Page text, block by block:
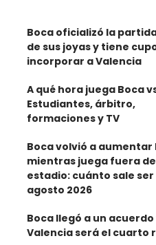
Boca oficializó la
de sus joyas y tiene
incorporar a Valencia
A qué hora juega Boca
Estudiantes, árbitro,
formaciones y TV
Boca volvió a aumentar
mientras juega fuera
estadio: cuánto sale ser
agosto 2026
Boca llegó a un acuerdo
Valencia será el cuarto